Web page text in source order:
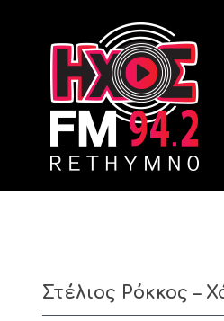
Στέλιος Ρόκκος –